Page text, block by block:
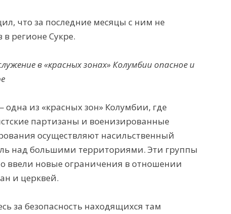
что за последние месяцы с ним не
в регионе Сукре.
в «красных зонах» Колумбии опасное и
одна из «красных зон» Колумбии, где
партизаны и военизированные
осуществляют насильственный
над большими территориями. Эти группы
ввели новые ограничения в отношении
и церквей.
за безопасность находящихся там